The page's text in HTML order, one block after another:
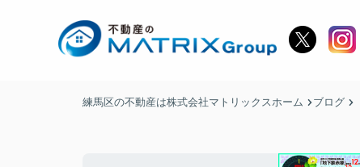
練馬区の不動産は株式会社マトリックスホーム ブログ